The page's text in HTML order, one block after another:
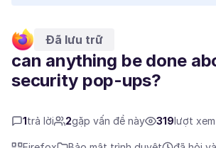
Đã lưu trữ
can anything be done
security pop-ups?
1trả lời 2gặp vấn đề này 319lượt xem